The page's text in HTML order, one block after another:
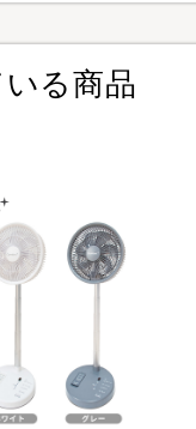
る商品